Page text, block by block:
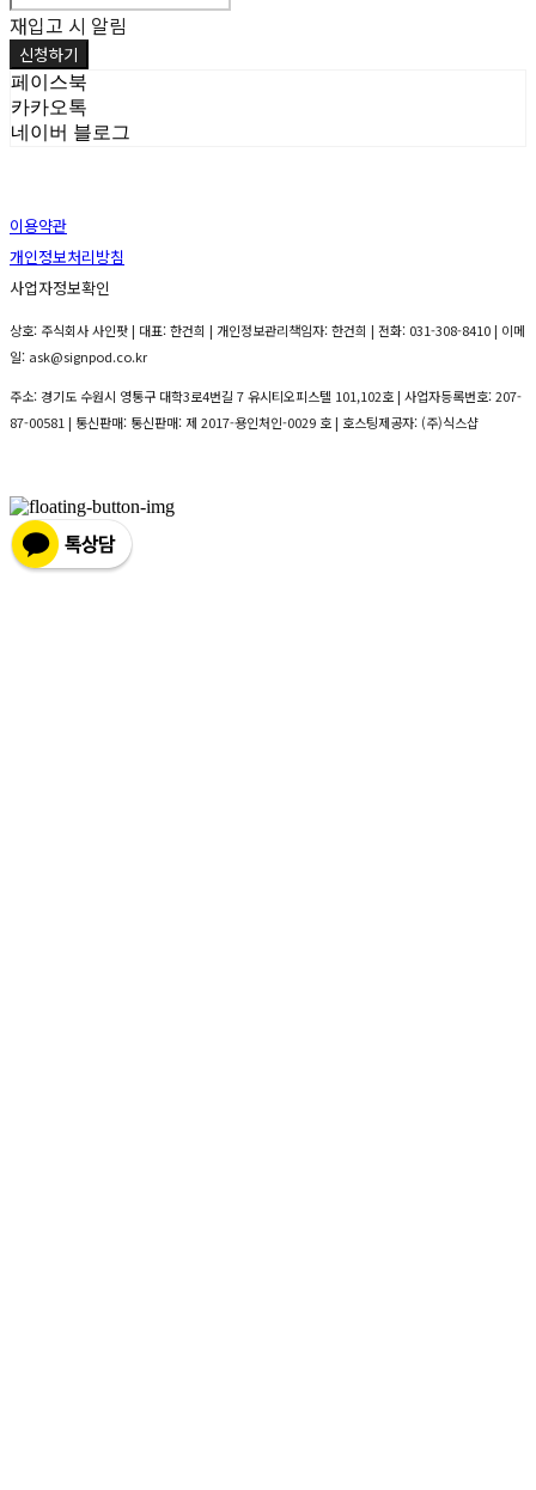
재입고 시 알림
신청하기
페이스북
카카오톡
네이버 블로그
이용약관
개인정보처리방침
사업자정보확인
상호: 주식회사 사인팟 | 대표: 한건희 | 개인정보관리책임자: 한건희 | 전화: 031-308-8410 | 이메
일: ask@signpod.co.kr
주소: 경기도 수원시 영통구 대학3로4번길 7 유시티오피스텔 101,102호 | 사업자등록번호:207-
87-00581 | 통신판매: 통신판매: 제 2017-용인처인-0029 호 | 호스팅제공자: (주)식스샵